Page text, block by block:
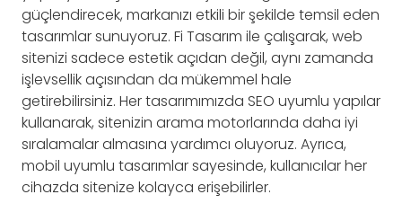
güçlendirecek, markanızı etkili bir şekilde temsil eden
tasarımlar sunuyoruz. Fi Tasarım ile çalışarak, web
sitenizi sadece estetik açıdan değil, aynı zamanda
işlevsellik açısından da mükemmel hale
getirebilirsiniz. Her tasarımımızda SEO uyumlu yapılar
kullanarak, sitenizin arama motorlarında daha iyi
sıralamalar almasına yardımcı oluyoruz. Ayrıca,
mobil uyumlu tasarımlar sayesinde, kullanıcılar her
cihazda sitenize kolayca erişebilirler.